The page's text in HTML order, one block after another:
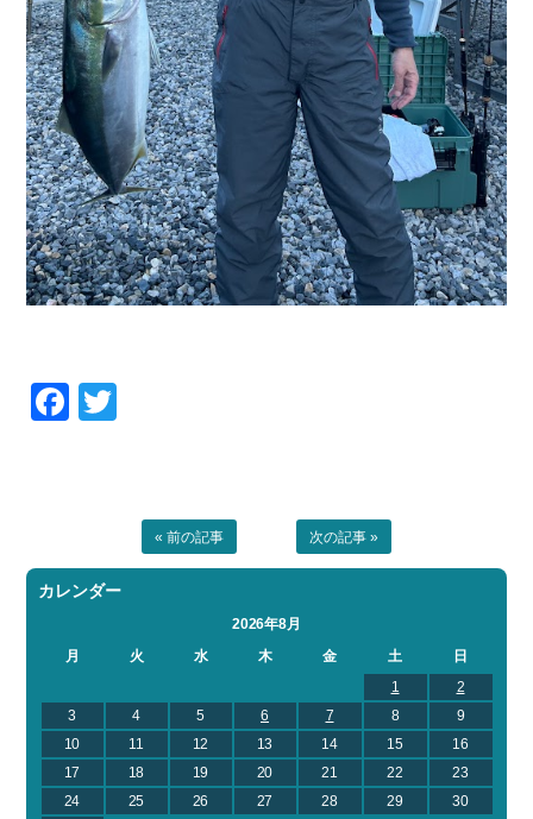
Facebook
« 前の記事 次の記事 »
カレンダー
2026年8月
月
火 水 木 金 土
日
1
2
3
4 5 6 7 8
9
10
11 12 13 14 15
16
17
18 19 20 21 22
23
24
25 26 27 28 29
30